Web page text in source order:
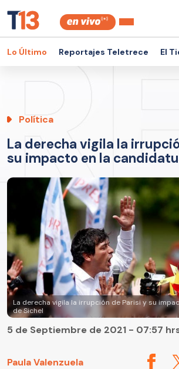
Lo Último Reportajes Teletrece El
Política
La derecha vigila la
su impacto en la
La derecha vigila la irrupción de Parisi y su
de Sichel
Paula Valenzuela
5 de Septiembre de 2021 - 07:57